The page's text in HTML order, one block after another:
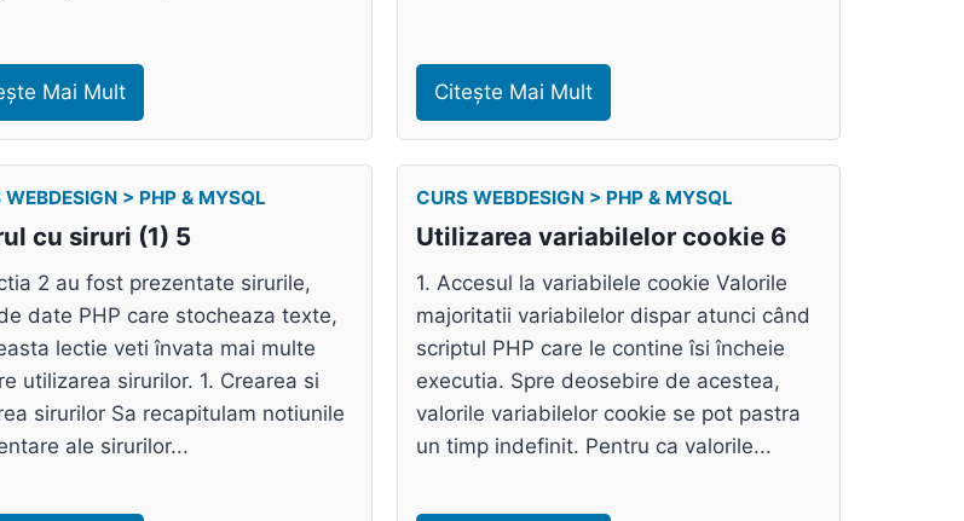
Mai Mult Citește Mai Mult
WEBDESIGN > PHP & MYSQL
cu siruri (1) 5
2 au fost prezentate sirurile,
date PHP care stocheaza texte,
lectie veti învata mai multe
utilizarea sirurilor. 1. Crearea si
sirurilor Sa recapitulam notiunile
ale sirurilor...
CURS WEBDESIGN > PHP & MYSQL
Utilizarea variabilelor cookie 6
1. Accesul la variabilele cookie Valorile
majoritatii variabilelor dispar atunci când
scriptul PHP care le contine îsi încheie
executia. Spre deosebire de acestea,
valorile variabilelor cookie se pot pastra
un timp indefinit. Pentru ca valorile...